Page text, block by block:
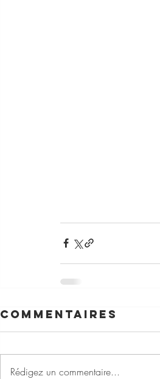
Commentaires
Rédigez un commentaire...